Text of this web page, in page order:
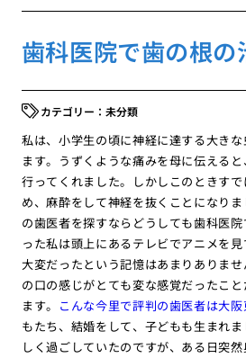
歯科医院で歯の根の
未分類
私は、小学生の頃に神経に達する大き
ます。うずくような痛みを母に伝える
行ってくれました。しかしこのときす
め、麻酔をして神経を抜くことになり
の歯医者を探すならどうしても歯科医
った私は頭上にあるテレビでアニメを
大変だったという記憶はあまりありま
の口の感じがとても変な感覚だったこ
ます。 こんな今里で評判の歯医者は大
もたち、結婚をして、子どもも生まれ
しく過ごしていたのですが、ある日突